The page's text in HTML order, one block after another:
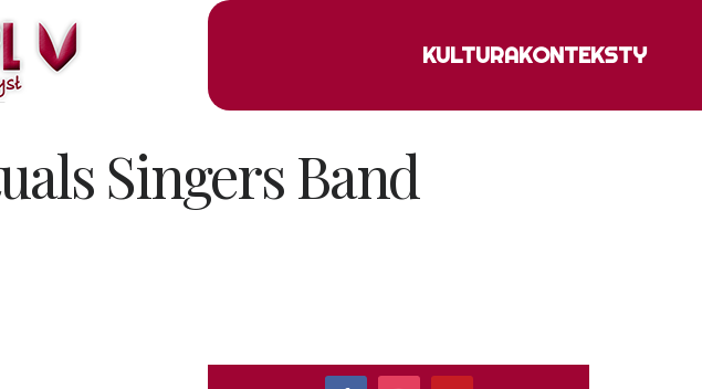
KULTURAKONTEKSTY
Singers Band